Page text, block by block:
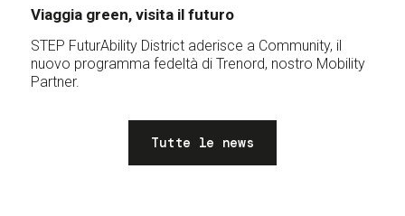
Viaggia green, visita il futuro
STEP FuturAbility District aderisce a Community, il
nuovo programma fedeltà di Trenord, nostro Mobility
Partner.
Tutte le news